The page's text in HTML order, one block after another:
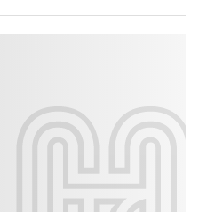
Génération réveil
Monde